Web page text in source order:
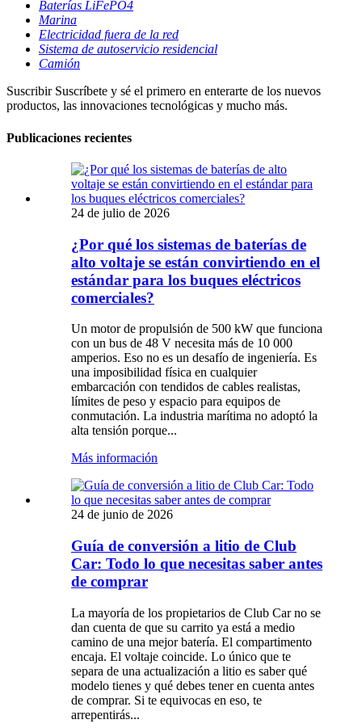
Baterías LiFePO4
Marina
Electricidad fuera de la red
Sistema de autoservicio residencial
Camión
Suscribir Suscríbete y sé el primero en enterarte de los nuevos
productos, las innovaciones tecnológicas y mucho más.
Publicaciones recientes
24 de julio de 2026
¿Por qué los sistemas de baterías de
alto voltaje se están convirtiendo en el
estándar para los buques eléctricos
comerciales?
Un motor de propulsión de 500 kW que funciona
con un bus de 48 V necesita más de 10 000
amperios. Eso no es un desafío de ingeniería. Es
una imposibilidad física en cualquier
embarcación con tendidos de cables realistas,
límites de peso y espacio para equipos de
conmutación. La industria marítima no adoptó la
alta tensión porque...
Más información
24 de junio de 2026
Guía de conversión a litio de Club
Car: Todo lo que necesitas saber antes
de comprar
La mayoría de los propietarios de Club Car no se
dan cuenta de que su carrito ya está a medio
camino de una mejor batería. El compartimento
encaja. El voltaje coincide. Lo único que te
separa de una actualización a litio es saber qué
modelo tienes y qué debes tener en cuenta antes
de comprar. Si te equivocas en eso, te
arrepentirás...